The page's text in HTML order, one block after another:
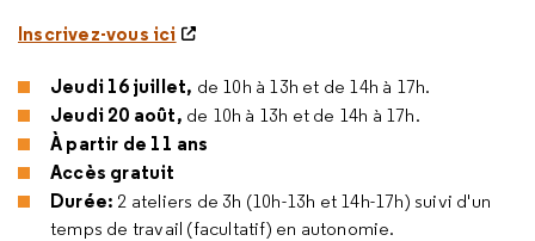
Inscrivez-vous ici
Jeudi 16 juillet, de 10h à 13h et de 14h à 17h.
Jeudi 20 août, de 10h à 13h et de 14h à 17h.
À partir de 11 ans
Accès gratuit
Durée: 2 ateliers de 3h (10h-13h et 14h-17h) suivi d'un
temps de travail (facultatif) en autonomie.